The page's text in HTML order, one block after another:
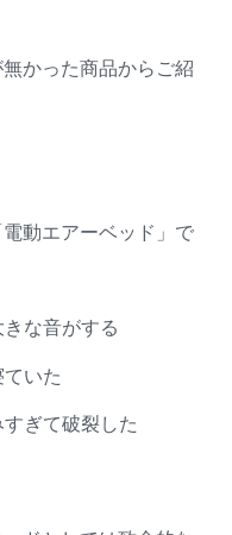
かった商品からご紹
動エアーベッド」で
な音がする
いた
ぎて破裂した